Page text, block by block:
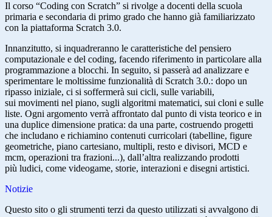
Il corso “Coding con Scratch” si rivolge a docenti della scuola
primaria e secondaria di primo grado che hanno già familiarizzato
con la piattaforma Scratch 3.0.
Innanzitutto, si inquadreranno le caratteristiche del pensiero
computazionale e del coding, facendo riferimento in particolare alla
programmazione a blocchi. In seguito, si passerà ad analizzare e
sperimentare le moltissime funzionalità di Scratch 3.0.: dopo un
ripasso iniziale, ci si soffermerà sui cicli, sulle variabili,
sui movimenti nel piano, sugli algoritmi matematici, sui cloni e sulle
liste. Ogni argomento verrà affrontato dal punto di vista teorico e in
una duplice dimensione pratica: da una parte, costruendo progetti
che includano e richiamino contenuti curricolari (tabelline, figure
geometriche, piano cartesiano, multipli, resto e divisori, MCD e
mcm, operazioni tra frazioni...), dall’altra realizzando prodotti
più ludici, come videogame, storie, interazioni e disegni artistici.
Notizie
Questo sito o gli strumenti terzi da questo utilizzati si avvalgono di